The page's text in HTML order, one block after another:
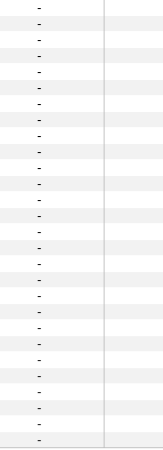
-
-
-
-
-
-
-
-
-
-
-
-
-
-
-
-
-
-
-
-
-
-
-
-
-
-
-
-